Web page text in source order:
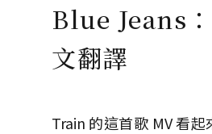
Blue Jeans
文翻譯
Train 的這首歌 MV 看